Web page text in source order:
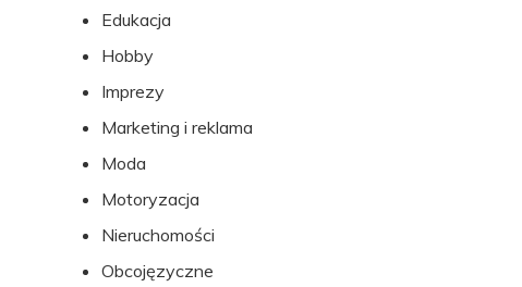
Edukacja
Hobby
Imprezy
Marketing i reklama
Moda
Motoryzacja
Nieruchomości
Obcojęzyczne